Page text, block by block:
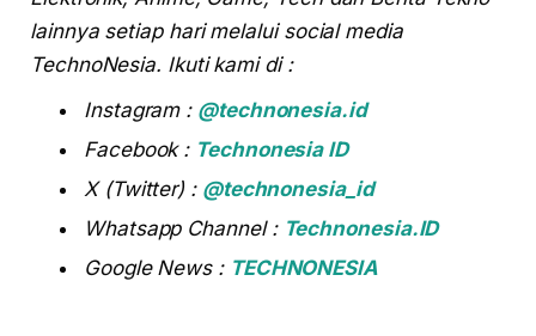
lainnya setiap hari melalui social media
TechnoNesia. Ikuti kami di :
Instagram : @technonesia.id
Facebook : Technonesia ID
X (Twitter) : @technonesia_id
Whatsapp Channel : Technonesia.ID
Google News : TECHNONESIA